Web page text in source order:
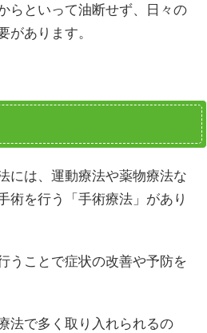
らといって油断せず、日々の
があります。
には、運動療法や薬物療法な
術を行う「手術療法」があり
うことで症状の改善や予防を
法で多く取り入れられるの